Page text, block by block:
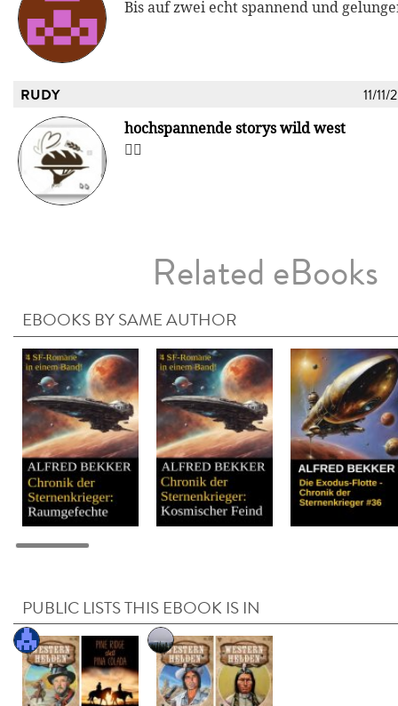
Bis auf zwei echt spannend und
RUDY 11/
hochspannende storys wild west
👍🏾
Related eBooks
EBOOKS BY SAME AUTHOR
PUBLIC LISTS THIS EBOOK IS IN